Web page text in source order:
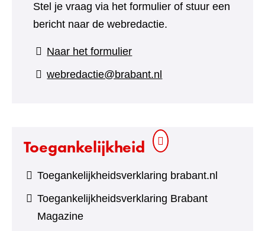
Stel je vraag via het formulier of stuur een
bericht naar de webredactie.
Naar het formulier(verwijst
naar
webredactie@brabant.nl
Toegankelijkheid
Toegankelijkheidsverklaring brabant.nl
Toegankelijkheidsverklaring Brabant
Magazine